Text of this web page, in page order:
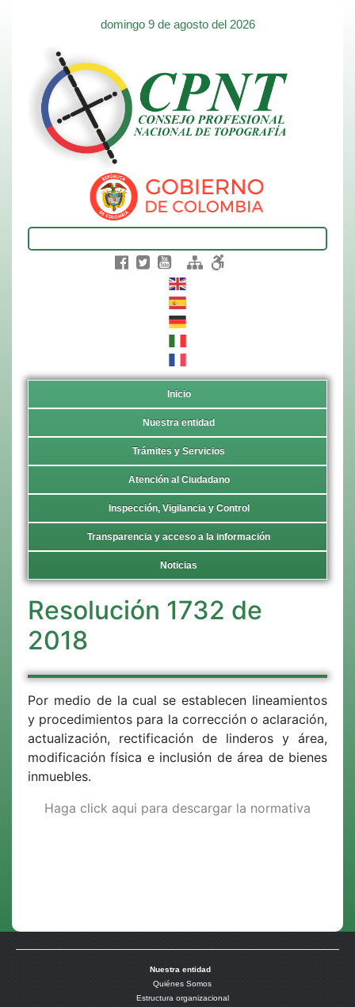
domingo 9 de agosto del 2026
Inicio
Nuestra entidad
Trámites y Servicios
Atención al Ciudadano
Inspección, Vigilancia y Control
Transparencia y acceso a la información
Noticias
Resolución 1732 de
2018
Por medio de la cual se establecen lineamientos
y procedimientos para la corrección o aclaración,
actualización, rectificación de linderos y área,
modificación física e inclusión de área de bienes
inmuebles.
Haga click aqui para descargar la normativa
Nuestra entidad
Quiénes Somos
Estructura organizacional